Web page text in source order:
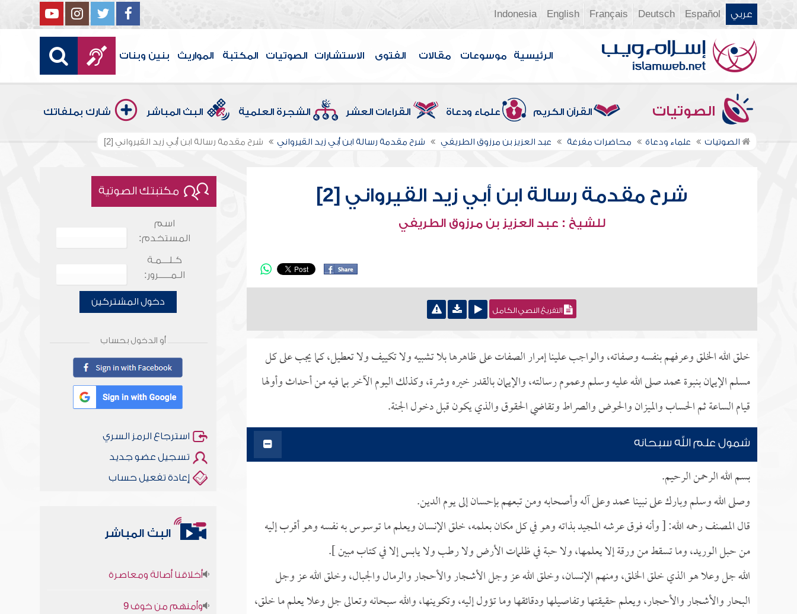
عربي Español
Deutsch
Français
English
Indonesia
الرئيسية موسوعات مقالات الفتوى الاستشارات الصوتيات المكتبة المواريث بنين وبنات
الصوتيات القرآن الكريم علماء ودعاة القراءات العشر الشجرة العلمية البث المباشر شارك بملفاتك
الصوتيات علماء ودعاة محاضرات مفرغة عبد العزيز بن مرزوق الطريفي شرح مقدمة رسالة ابن أبي زيد القيرواني شرح مقدمة رسالة ابن أبي زيد القيرواني [2]
شرح مقدمة رسالة ابن أبي زيد القيرواني [2]
للشيخ : عبد العزيز بن مرزوق الطريفي
التفريغ النصي الكامل
خلق الله الخلق وعرفهم بنفسه وصفاته، والواجب علينا إمرار الصفات على ظاهرها بلا تشبيه ولا تكييف ولا تعطيل، كما يجب على كل
مسلم الإيمان بنبوة محمد صلى الله عليه وسلم وعموم رسالته، والإيمان بالقدر خيره وشرة، وكذلك اليوم الآخر بما فيه من أحداث وأولها
قيام الساعة ثم الحساب والميزان والحوض والصراط وتقاضي الحقوق والذي يكون قبل دخول الجنة.
شمول علم الله سبحانه
بسم الله الرحمن الرحيم.
وصلى الله وسلم وبارك على نبينا محمد وعلى آله وأصحابه ومن تبعهم بإحسان إلى يوم الدين.
قال المصنف رحمه الله: [ وأنه فوق عرشه المجيد بذاته وهو في كل مكان بعلمه، خلق الإنسان ويعلم ما توسوس به نفسه وهو أقرب إليه
من حبل الوريد، وما تسقط من ورقة إلا يعلمها، ولا حبة في ظلمات الأرض ولا رطب ولا يابس إلا في كتاب مبين ].
الله جل وعلا هو الذي خلق الخلق، ومنهم الإنسان، وخلق الله عز وجل الأشجار والأحجار والرمال والجبال، وخلق الله عز وجل
البحار والأشجار والأحجار، ويعلم حقيقتها وتفاصيلها ودقائقها وما تؤول إليه، وتكوينها، والله سبحانه وتعالى جل وعلا يعلم ما خلق،
مكتبتك الصوتية
اسم
المستخدم:
كـلـــمـة
الـمـــــرور:
دخول المشتركين
أو الدخول بحساب
استرجاع الرمز السري
تسجيل عضو جديد
إعادة تفعيل حساب
البث المباشر